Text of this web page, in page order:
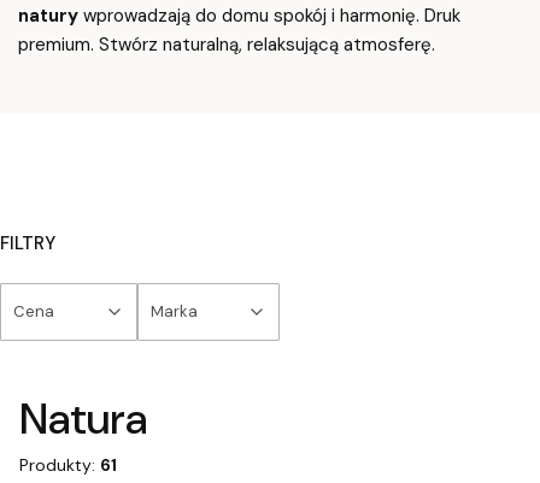
natury wprowadzają do domu spokój i harmonię. Druk
premium. Stwórz naturalną, relaksującą atmosferę.
FILTRY
Cena Marka
Natura
Produkty: 61